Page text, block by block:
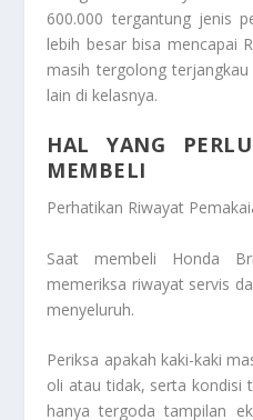
600.000 tergantung jenis
lebih besar bisa mencapai
masih tergolong
lain di kelasnya.
HAL YANG
MEMBELI
Perhatikan Riwayat
Saat membeli Honda
memeriksa riwayat servis
menyeluruh.
Periksa apakah kaki-kaki
oli atau tidak, serta kondisi
hanya tergoda tampilan